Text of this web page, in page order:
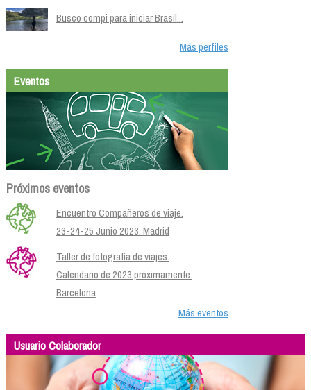
Busco compi para iniciar Brasil...
Más perfiles
Eventos
Próximos eventos
Encuentro Compañeros de viaje.
23-24-25 Junio 2023. Madrid
Taller de fotografía de viajes.
Calendario de 2023 próximamente.
Barcelona
Más eventos
Usuario Colaborador